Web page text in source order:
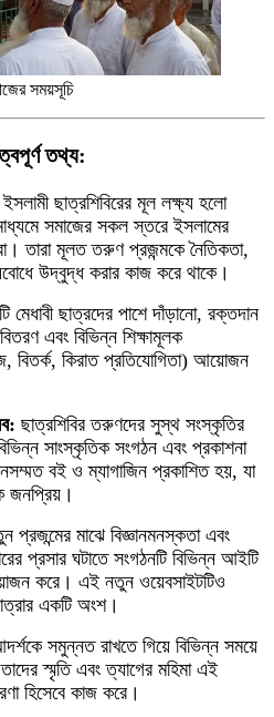
সময়সূচি
তথ্য:
ইসলামী ছাত্রশিবিরের মূল লক্ষ্য হলো
সমাজের সকল স্তরে ইসলামের
তারা মূলত তরুণ প্রজন্মকে নৈতিকতা,
উদ্বুদ্ধ করার কাজ করে থাকে।
মেধাবী ছাত্রদের পাশে দাঁড়ানো, রক্তদান
এবং বিভিন্ন শিক্ষামূলক
বিতর্ক, কিরাত প্রতিযোগিতা) আয়োজন
ছাত্রশিবির তরুণদের সুস্থ সংস্কৃতির
সাংস্কৃতিক সংগঠন এবং প্রকাশনা
বই ও ম্যাগাজিন প্রকাশিত হয়, যা
জনপ্রিয়।
প্রজন্মের মাঝে বিজ্ঞানমনস্কতা এবং
প্রসার ঘটাতে সংগঠনটি বিভিন্ন আইটি
করে। এই নতুন ওয়েবসাইটটিও
একটি অংশ।
সমুন্নত রাখতে গিয়ে বিভিন্ন সময়ে
স্মৃতি এবং ত্যাগের মহিমা এই
হিসেবে কাজ করে।